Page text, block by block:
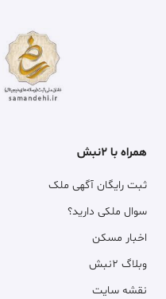
همراه با ۲نبش
ثبت رایگان آگهی ملک
سوال ملکی دارید؟
اخبار مسکن
وبلاگ ۲نبش
نقشه سایت